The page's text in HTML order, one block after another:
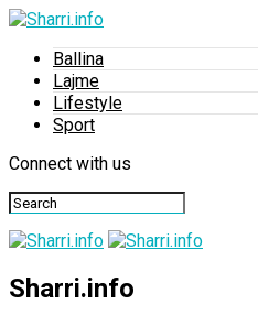
Ballina
Lajme
Lifestyle
Sport
Connect with us
Sharri.info